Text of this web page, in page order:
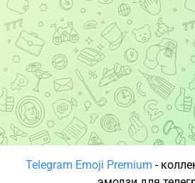
Telegram Emoji Premium -